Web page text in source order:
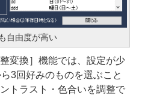
自由度が高い
変換］機能では、設定が少
3回好みのものを選ぶこと
トラスト・色合いを調整で